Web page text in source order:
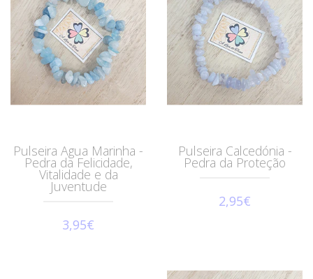
Pulseira Agua Marinha -
Pedra da Felicidade,
Vitalidade e da
Juventude
3,95€
Pulseira Calcedónia -
Pedra da Proteção
2,95€